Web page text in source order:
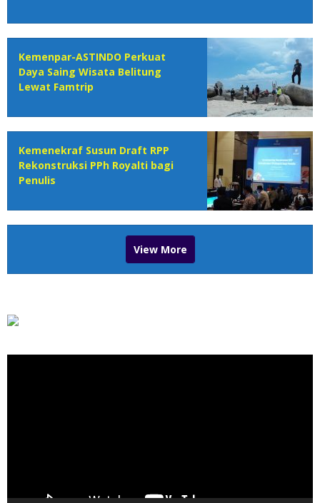
Kemenpar-ASTINDO Perkuat
Daya Saing Wisata Belitung
Lewat Famtrip
Kemenekraf Susun Draft RPP
Rekonstruksi PPh Royalti bagi
Penulis
View More